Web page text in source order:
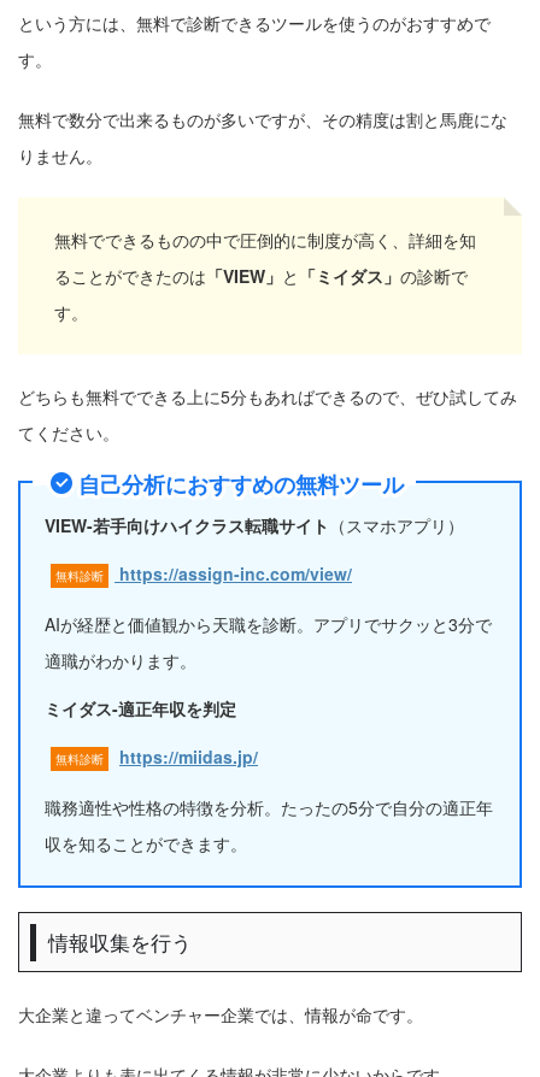
という方には、無料で診断できるツールを使うのがおすすめで
す。
無料で数分で出来るものが多いですが、その精度は割と馬鹿にな
りません。
無料でできるものの中で圧倒的に制度が高く、詳細を知
ることができたのは 「VIEW」 と 「ミイダス」 の診断で
す。
どちらも無料でできる上に5分もあればできるので、ぜひ試してみ
てください。
自己分析におすすめの無料ツール
VIEW-若手向けハイクラス転職サイト （スマホアプリ）
無料診断 https://assign-inc.com/view/
AIが経歴と価値観から天職を診断。アプリでサクッと3分で
適職がわかります。
ミイダス-適正年収を判定
無料診断 https://miidas.jp/
職務適性や性格の特徴を分析。たったの5分で自分の適正年
収を知ることができます。
情報収集を行う
大企業と違ってベンチャー企業では、情報が命です。